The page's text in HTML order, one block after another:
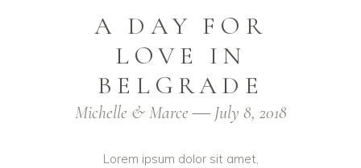
A DAY FOR
LOVE IN
BELGRADE
Michelle & Marce ― July 8, 2018
Lorem ipsum dolor sit amet,